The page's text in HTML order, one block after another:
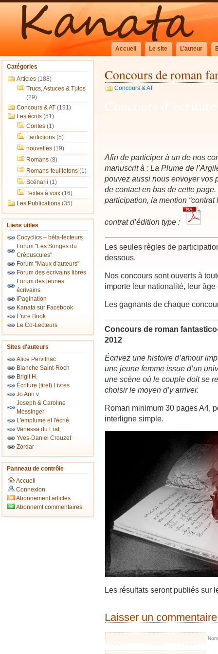
Accueil Le site L’auteur
Catégories
Articles (188)
Trucs, Astuces & Tutos
(29)
Concours & AT (191)
Les écrits (51)
Contes (1)
Fanfictions (5)
nouvelles (19)
Romans (8)
Romans-feuilletons (1)
Scénarii (1)
Textes à voix (16)
Les Publications (35)
Liens utiles
Cocyclics – bêta-lecteurs
Forum "Les Songes du
Crépuscules"
Forum "Maux d'auteurs"
Forum des écrivains libres
Forum des jeunes
écrivains
iPagination
Kanata sur Facebook
L'ivre Book
Le Co-Lecteurs
Sites d'auteurs
Alice Pervilhac
Blanche Saint-Roch
Brigit H.
Écriture (tiret) Livres
Jo Ann v
Joseph & Caroline
Messinger
L'emplume et l'écrié
Vanessa du Frat
Yves-Daniel Crouzet
Zordar
Panneau de contrôle
Accueil
Connexion
Abonnement articles
Abonnemt commentaires
Concours de roman
Concours & AT
Afin de participer à un de nos
manuscrit à : La Plume de
pouvez aussi nous envoyer vos
de contact en bas de cette
participation, la mention
contrat d’édition type :
Les seules règles de
dessous.
Nos concours sont ouverts à
importe leur nationalité, leur
Les gagnants de chaque
Concours de roman
2012
Écrivez une histoire d’amour
une jeune femme issue d’un
une scène où le couple doit se
choisir le moyen d’y arriver.
Roman minimum 30 pages A4,
interligne simple.
Les résultats seront publiés sur
Laisser un commentaire